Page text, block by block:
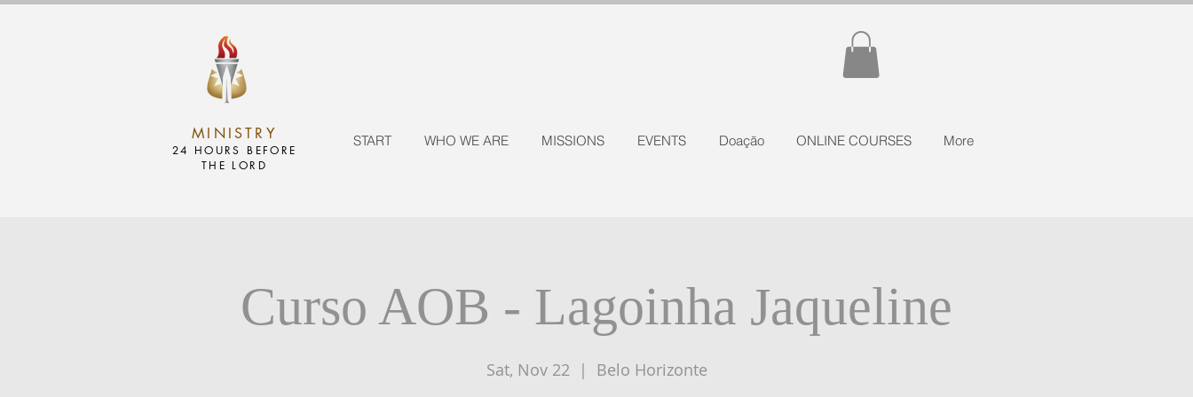
MINISTRY
24 HOURS BEFORE
THE LORD
START WHO WE ARE MISSIONS EVENTS Doação ONLINE COURSES More
Curso AOB - Lagoinha Jaqueline
Sat, Nov 22
  |
Belo Horizonte